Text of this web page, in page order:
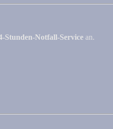
Stunden-Notfall-Service an.